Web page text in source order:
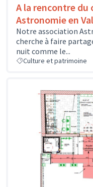
A la rencontre du
Astronomie en Val
Notre association
cherche à faire
nuit comme le...
Culture et patrimoine